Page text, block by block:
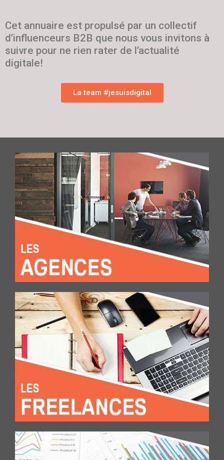
Cet annuaire est propulsé par un collectif
d’influenceurs B2B que nous vous invitons à
suivre pour ne rien rater de l’actualité
digitale!
La team #jesuisdigital